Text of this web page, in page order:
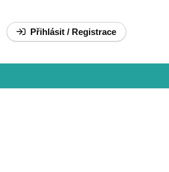
Přihlásit / Registrace